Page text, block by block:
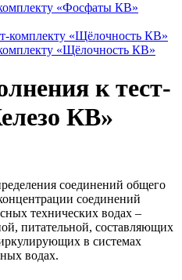
«Фосфаты КВ»
«Щёлочность КВ»
к тест-
КВ»
соединений общего
соединений
технических водах –
питательной, составляющих
в системах
водах.